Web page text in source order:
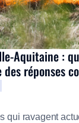
Aquitaine :
réponses
qui ravagent